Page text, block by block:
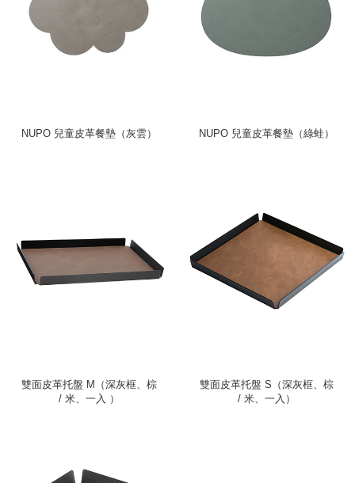
NUPO 兒童皮革餐墊（灰雲） NUPO 兒童皮革餐墊（綠蛙）
雙面皮革托盤 M（深灰框、棕
/ 米、一入 ）
雙面皮革托盤 S（深灰框、棕
/ 米、一入）